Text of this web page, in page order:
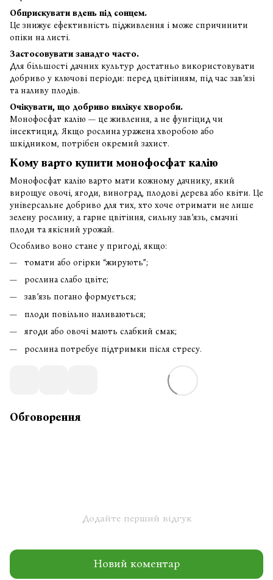
Обприскувати вдень під сонцем.
Це знижує ефективність підживлення і може спричинити
опіки на листі.
Застосовувати занадто часто.
Для більшості дачних культур достатньо використовувати
добриво у ключові періоди: перед цвітінням, під час зав’язі
та наливу плодів.
Очікувати, що добриво вилікує хвороби.
Монофосфат калію — це живлення, а не фунгіцид чи
інсектицид. Якщо рослина уражена хворобою або
шкідником, потрібен окремий захист.
Кому варто купити монофосфат калію
Монофосфат калію варто мати кожному дачнику, який
вирощує овочі, ягоди, виноград, плодові дерева або квіти. Це
універсальне добриво для тих, хто хоче отримати не лише
зелену рослину, а гарне цвітіння, сильну зав’язь, смачні
плоди та якісний урожай.
Особливо воно стане у пригоді, якщо:
томати або огірки “жирують”;
рослина слабо цвіте;
зав’язь погано формується;
плоди повільно наливаються;
ягоди або овочі мають слабкий смак;
рослина потребує підтримки після стресу.
Обговорення
Додайте перший відгук
Новий коментар